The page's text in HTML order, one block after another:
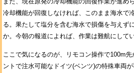
冷却機能が回復しなければ、このまま海水で
る。果たして塩分を含む海水で損傷を与えず
か。今朝の報道によれば、作業は難航にして
ここで気になるのが、リモコン操作で100m
ントで注水可能なドイツ(ベンツ)の特殊車両